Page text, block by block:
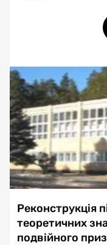
Реконструкція
теоретичних
подвійного